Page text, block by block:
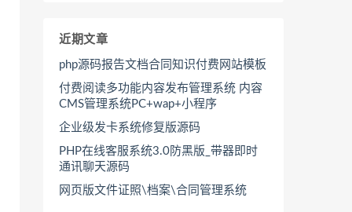
近期文章
php源码报告文档合同知识付费网站模板
付费阅读多功能内容发布管理系统 内容
CMS管理系统PC+wap+小程序
企业级发卡系统修复版源码
PHP在线客服系统3.0防黑版_带器即时
通讯聊天源码
网页版文件证照\档案\合同管理系统